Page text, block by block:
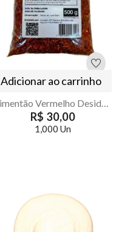
Adicionar ao carrinho
Pimentão Vermelho Desidratado em Flocos 500g Armazém Seu Luiz
R$ 30,00
1,000 Un